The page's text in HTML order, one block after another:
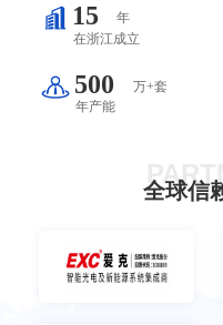
15
年
在浙江成立
500
万+套
年产能
全球信